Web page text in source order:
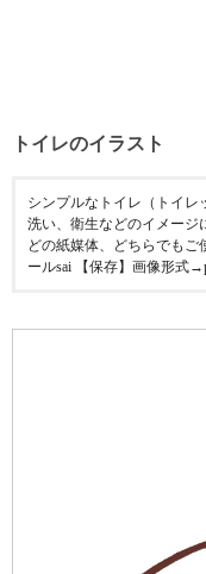
トイレのイラスト
シンプルなトイレ（トイ
洗い、衛生などのイメージ
どの紙媒体、どちらでも
ールsai 【保存】画像形式